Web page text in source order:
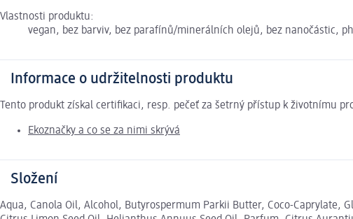
Vlastnosti produktu:
vegan, bez barviv, bez parafínů/minerálních olejů, bez nanočástic,
Informace o udržitelnosti produktu
Tento produkt získal certifikaci, resp. pečeť za šetrný přístup k životnímu
Ekoznačky a co se za nimi skrývá
Složení
Aqua, Canola Oil, Alcohol, Butyrospermum Parkii Butter, Coco-Caprylate,